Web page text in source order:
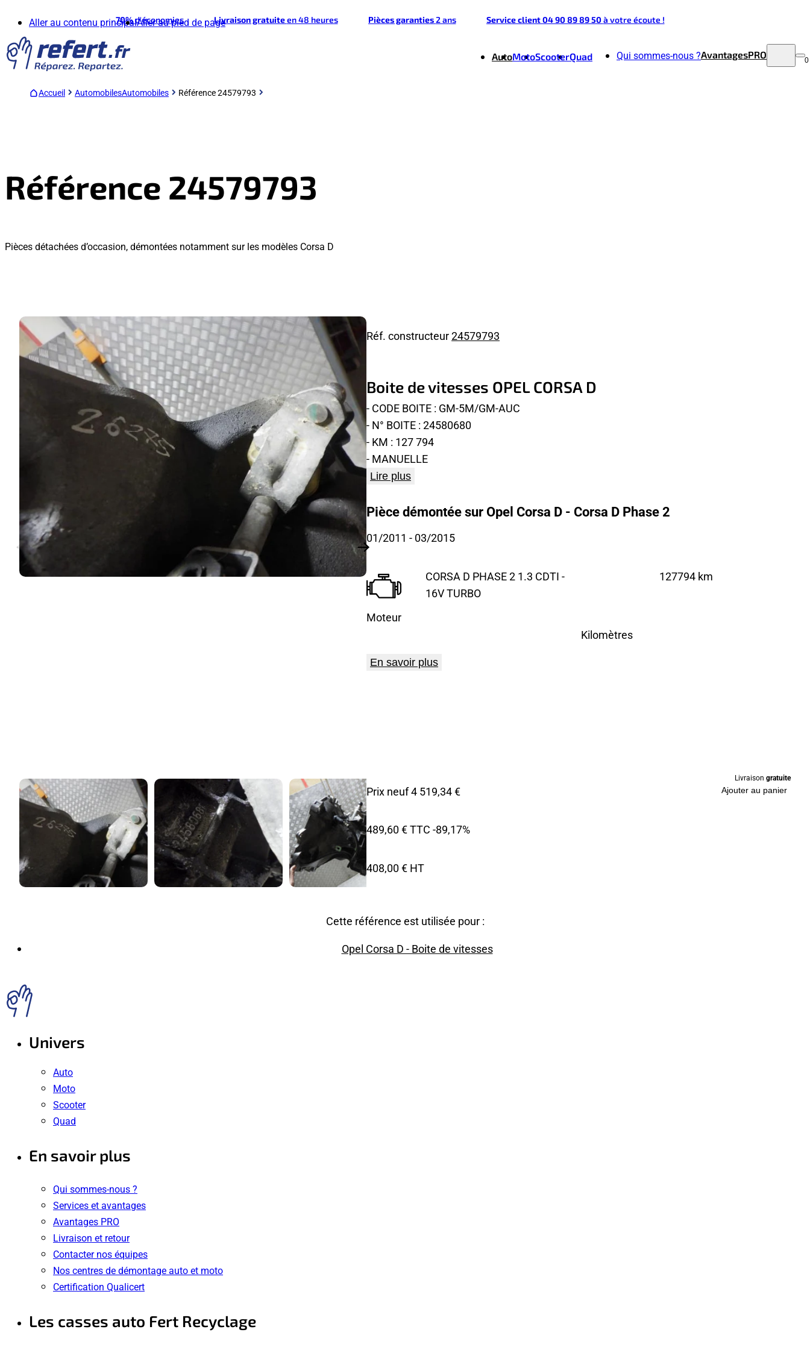
Aller au contenu principalAller au pied de page
70%d'économies Livraison gratuiteen 48 heures Pièces garanties2 ans Service client 04 90 89 89 50à votre écoute !
AutoMotoScooterQuad Qui sommes-nous ?AvantagesPRO 0
Accueil AutomobilesAutomobiles Référence 24579793
Référence 24579793
Pièces détachées d’occasion, démontées notamment sur les modèles Corsa D
Réf. constructeur24579793
Boite de vitesses OPEL CORSA D
- CODE BOITE : GM-5M/GM-AUC
- N° BOITE : 24580680
- KM : 127 794
- MANUELLE
Lire plus
Pièce démontée sur Opel Corsa D - Corsa D Phase 2
01/2011 - 03/2015
Moteur
CORSA D PHASE 2 1.3 CDTI -
16V TURBO
Kilomètres
127794 km
En savoir plus
Prix neuf 4 519,34 €
489,60 € TTC -89,17%
408,00 € HT
Livraison gratuite
Ajouter au panier
Cette référence est utilisée pour :
Opel Corsa D - Boite de vitesses
Univers
Auto
Moto
Scooter
Quad
En savoir plus
Qui sommes-nous ?
Services et avantages
Avantages PRO
Livraison et retour
Contacter nos équipes
Nos centres de démontage auto et moto
Certification Qualicert
Les casses auto Fert Recyclage